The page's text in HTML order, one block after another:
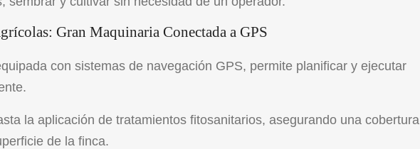
Gran Maquinaria Conectada a GPS
con sistemas de navegación GPS, permite planificar y ejecutar
la aplicación de tratamientos fitosanitarios, asegurando una cobertura
de la finca.